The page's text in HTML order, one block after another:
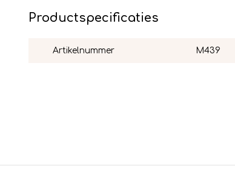
Productspecificaties
Artikelnummer M439